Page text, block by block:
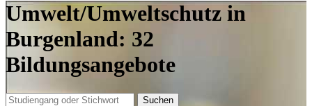
Umwelt/Umweltschutz in
Burgenland: 32
Bildungsangebote
Suchen